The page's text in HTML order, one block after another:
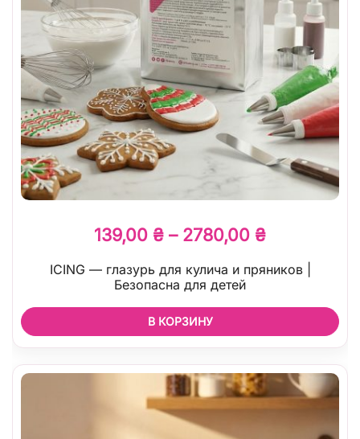
В КОРЗИНУ
139,00 ₴ – 2780,00 ₴
ICING — глазурь для кулича и пряников |
Безопасна для детей